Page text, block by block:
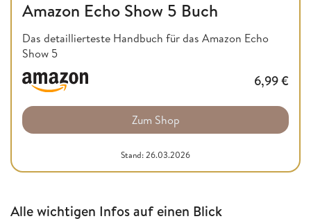
Amazon Echo Show 5 Buch
Das detaillierteste Handbuch für das Amazon Echo
Show 5
6,99€
Zum Shop
Stand: 26.03.2026
Alle wichtigen Infos auf einen Blick